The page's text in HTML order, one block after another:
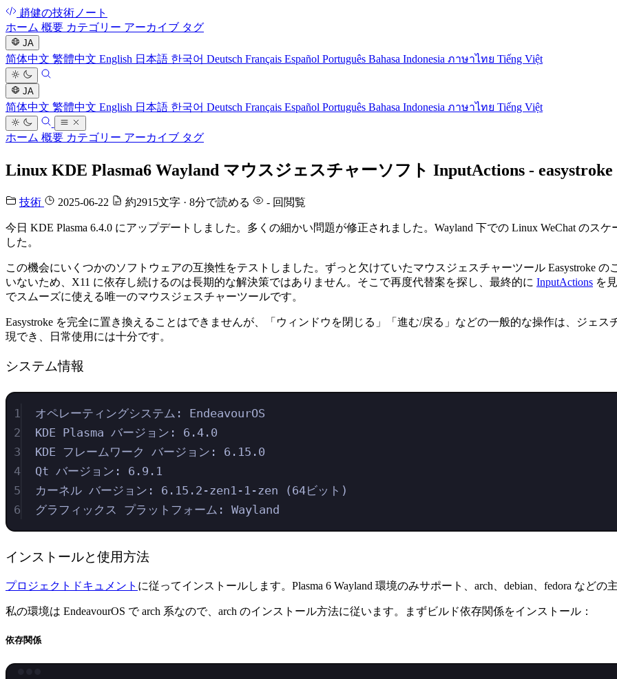
趙健の技術ノート
ホーム 概要 カテゴリー アーカイブ タグ
JA
简体中文 繁體中文 English 日本語 한국어 Deutsch Français Español Português Bahasa Indonesia ภาษาไทย Tiếng Việt
JA
简体中文 繁體中文 English 日本語 한국어 Deutsch Français Español Português Bahasa Indonesia ภาษาไทย Tiếng Việt
ホーム 概要 カテゴリー アーカイブ タグ
Linux KDE Plasma6 Wayland マウスジェスチャーソフト InputActions -
技術 2025-06-22 約2915文字 · 8分で読める - 回閲覧
今日 KDE Plasma 6.4.0 にアップデートしました。多くの細かい問題が修正されました。Wayland 下での Linux WeChat のス
した。
この機会にいくつかのソフトウェアの互換性をテストしました。ずっと欠けていたマウスジェスチャーツール Easystroke の
いないため、X11 に依存し続けるのは長期的な解決策ではありません。そこで再度代替案を探し、最終的に InputActions を
でスムーズに使える唯一のマウスジェスチャーツールです。
Easystroke を完全に置き換えることはできませんが、「ウィンドウを閉じる」「進む/戻る」などの一般的な操作は、ジェ
現でき、日常使用には十分です。
システム情報
1
オペレーティングシステム: EndeavourOS
2
KDE Plasma バージョン: 6.4.0
3
KDE フレームワーク バージョン: 6.15.0
4
Qt バージョン: 6.9.1
5
カーネル バージョン: 6.15.2-zen1-1-zen (64ビット)
6
グラフィックス プラットフォーム: Wayland
インストールと使用方法
プロジェクトドキュメント に従ってインストールします。Plasma 6 Wayland 環境のみサポート、arch、debian、fedora など
私の環境は EndeavourOS で arch 系なので、arch のインストール方法に従います。まずビルド依存関係をインストール：
依存関係